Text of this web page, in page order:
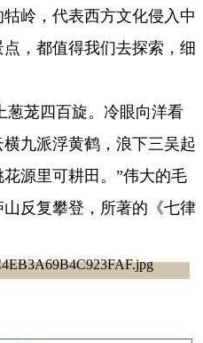
岭，代表西方文化侵入中
，都值得我们去探索，细
葱茏四百旋。冷眼向洋看
九派浮黄鹤，浪下三吴起
源里可耕田。”伟大的毛
反复攀登，所著的《七律